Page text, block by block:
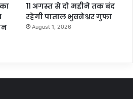
11 अगस्त से दो महीने तक बंद
रहेगी पाताल भुवनेश्वर गुफा
August 1, 2026